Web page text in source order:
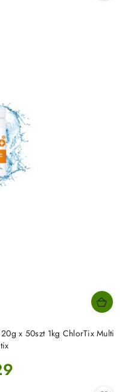
x 50szt 1kg ChlorTix Multi